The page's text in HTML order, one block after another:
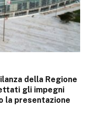
della Regione
gli impegni
la presentazione